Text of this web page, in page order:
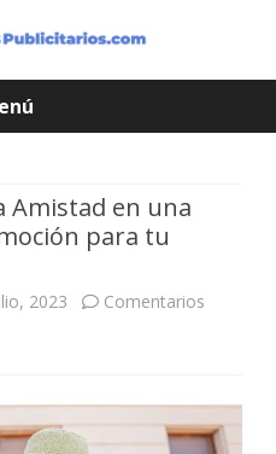
Amistad en una
para tu
2023
Comentarios